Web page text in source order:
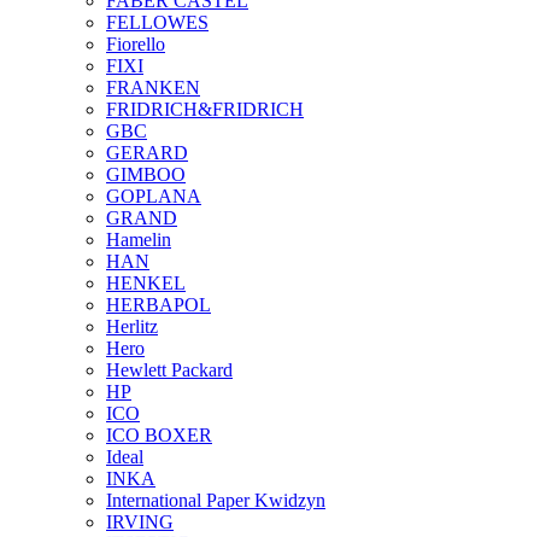
FELLOWES
Fiorello
FIXI
FRANKEN
FRIDRICH&FRIDRICH
GBC
GERARD
GIMBOO
GOPLANA
GRAND
Hamelin
HAN
HENKEL
HERBAPOL
Herlitz
Hero
Hewlett Packard
HP
ICO
ICO BOXER
Ideal
INKA
International Paper Kwidzyn
IRVING